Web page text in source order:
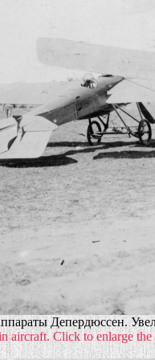
Депердюссен.
aircraft. Click to enlarge the